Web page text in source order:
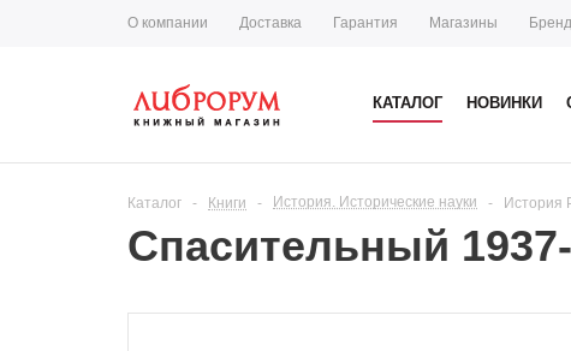
О компании Доставка Гарантия Магазины
КАТАЛОГ НОВИНКИ
Каталог - Книги - История. Исторические науки - История
Спасительный